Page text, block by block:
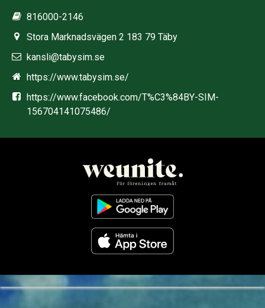
816000-2146
Stora Marknadsvägen 2 183 79 Täby
kansli@tabysim.se
https://www.tabysim.se/
https://www.facebook.com/T%C3%84BY-SIM-
156704141075486/